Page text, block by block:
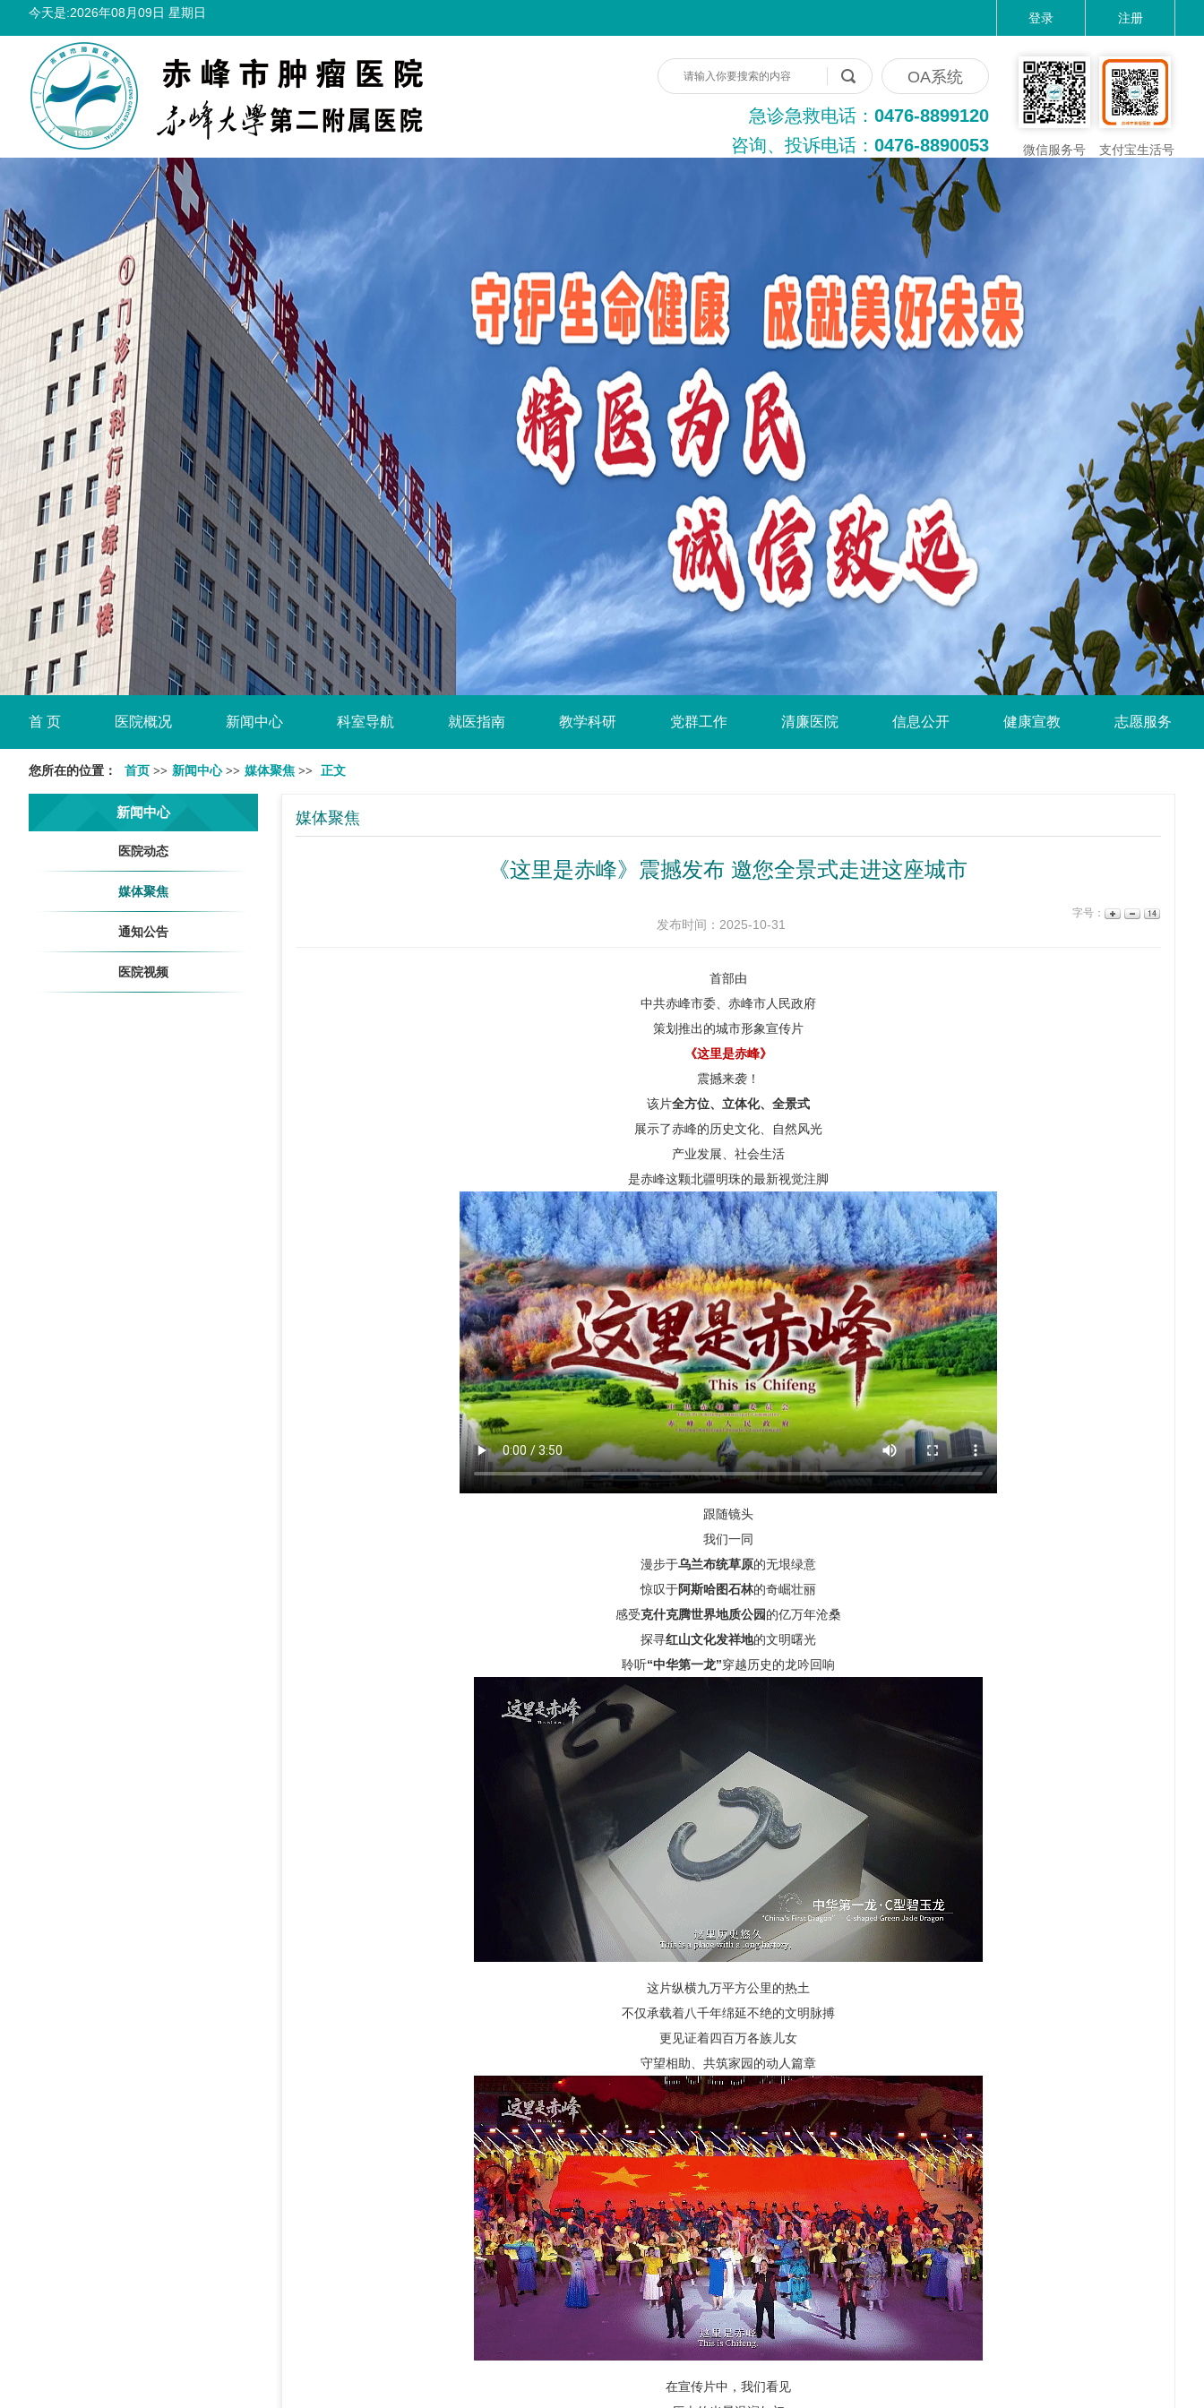
今天是:2026年08月09日 星期日 登录 注册
OA系统
急诊急救电话： 0476-8899120
咨询、投诉电话： 0476-8890053 微信服务号 支付宝生活号
首 页 医院概况 新闻中心 科室导航 就医指南 教学科研 党群工作 清廉医院 信息公开 健康宣教 志愿服务
您所在的位置： 首页 >> 新闻中心>> 媒体聚焦 >> 正文
新闻中心
医院动态
媒体聚焦
通知公告
医院视频
媒体聚焦
《这里是赤峰》震撼发布 邀您全景式走进这座城市
发布时间：2025-10-31
字号：
首部由
中共赤峰市委、赤峰市人民政府
策划推出的城市形象宣传片
《这里是赤峰》
震撼来袭！
该片全方位、立体化、全景式
展示了赤峰的历史文化、自然风光
产业发展、社会生活
是赤峰这颗北疆明珠的最新视觉注脚
跟随镜头
我们一同
漫步于乌兰布统草原的无垠绿意
惊叹于阿斯哈图石林的奇崛壮丽
感受克什克腾世界地质公园的亿万年沧桑
探寻红山文化发祥地的文明曙光
聆听“中华第一龙”穿越历史的龙吟回响
这片纵横九万平方公里的热土
不仅承载着八千年绵延不绝的文明脉搏
更见证着四百万各族儿女
守望相助、共筑家园的动人篇章
在宣传片中，我们看见